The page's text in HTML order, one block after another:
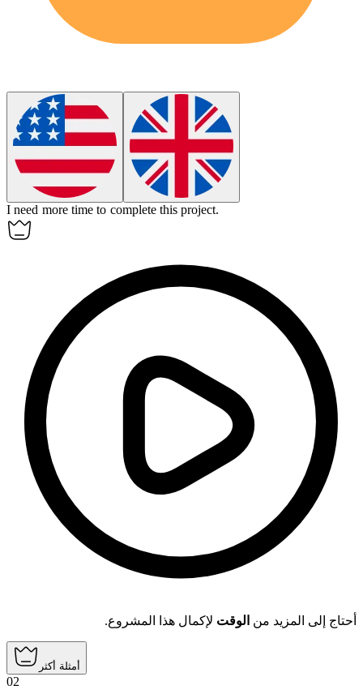
I need more time to complete this project.
أحتاج إلى المزيد من الوقت لإكمال هذا المشروع.
أمثلة أكثر
02